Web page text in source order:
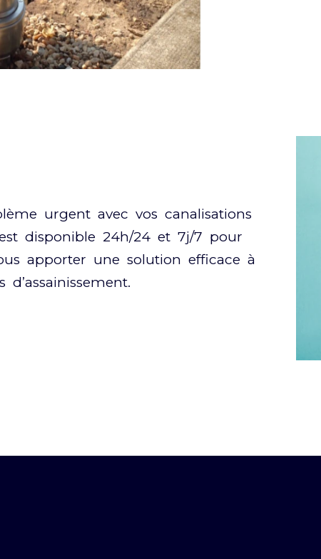
urgent avec vos canalisations
disponible 24h/24 et 7j/7 pour
apporter une solution efficace à
d’assainissement.